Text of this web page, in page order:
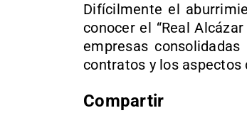
Difícilmente el
conocer el “Real
empresas
contratos y los aspectos
Compartir